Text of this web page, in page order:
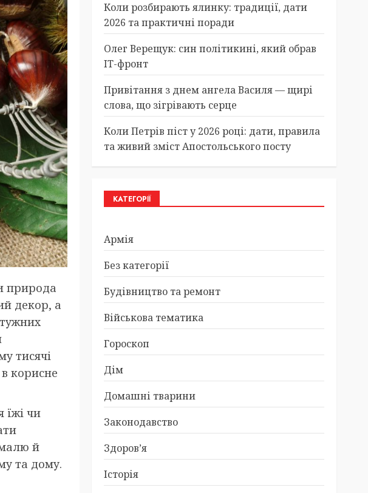
природа
декор, а
тисячі
корисне
їжі чи
й
та дому.
Коли розбирають ялинку: традиції, дати
2026 та практичні поради
Олег Верещук: син політикині, який обрав
IT-фронт
Привітання з днем ангела Василя — щирі
слова, що зігрівають серце
Коли Петрів піст у 2026 році: дати, правила
та живий зміст Апостольського посту
КАТЕГОРІЇ
Армія
Без категорії
Будівництво та ремонт
Військова тематика
Гороскоп
Дім
Домашні тварини
Законодавство
Здоров’я
Історія